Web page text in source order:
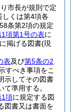
市長が規則で定
くは第4項各
条第2項の規定
項第1号の表に
に掲げる図書(現
表及び第5条の2
すべき事項をこ
示してその図書
準用する。
1項に規定する図
図書又は書面を